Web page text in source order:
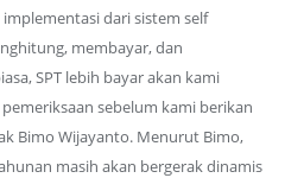
dari sistem self
membayar, dan
SPT lebih bayar akan kami
sebelum kami berikan
Bimo Wijayanto. Menurut Bimo,
masih akan bergerak dinamis